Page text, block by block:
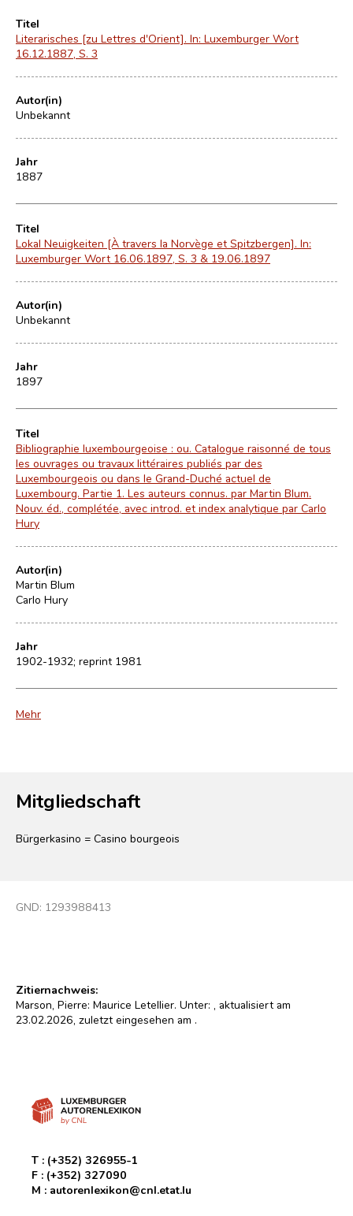
Titel
Literarisches [zu Lettres d'Orient]. In: Luxemburger Wort
16.12.1887, S. 3
Autor(in)
Unbekannt
Jahr
1887
Titel
Lokal Neuigkeiten [À travers la Norvège et Spitzbergen]. In:
Luxemburger Wort 16.06.1897, S. 3 & 19.06.1897
Autor(in)
Unbekannt
Jahr
1897
Titel
Bibliographie luxembourgeoise : ou. Catalogue raisonné de tous
les ouvrages ou travaux littéraires publiés par des
Luxembourgeois ou dans le Grand-Duché actuel de
Luxembourg. Partie 1. Les auteurs connus. par Martin Blum.
Nouv. éd., complétée, avec introd. et index analytique par Carlo
Hury
Autor(in)
Martin Blum
Carlo Hury
Jahr
1902-1932; reprint 1981
Mehr
Mitgliedschaft
Bürgerkasino = Casino bourgeois
GND: 1293988413
Zitiernachweis:
Marson, Pierre: Maurice Letellier. Unter: , aktualisiert am
23.02.2026, zuletzt eingesehen am .
T : (+352) 326955-1
F : (+352) 327090
M : autorenlexikon@cnl.etat.lu